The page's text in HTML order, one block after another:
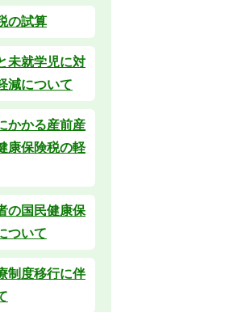
の試算
未就学児に対
減について
かかる産前産
康保険税の軽
の国民健康保
ついて
制度移行に伴